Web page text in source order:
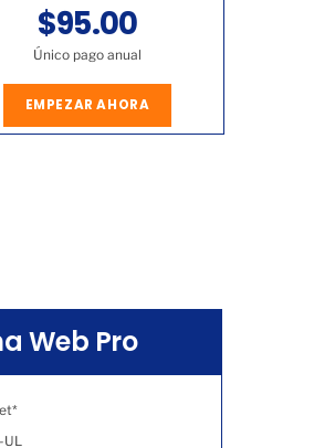
$95.00
Único pago anual
EMPEZAR AHORA
Web Pro
UL